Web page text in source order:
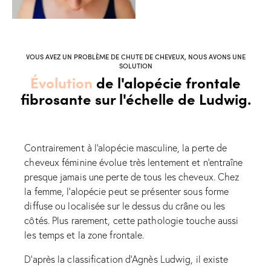
VOUS AVEZ UN PROBLÈME DE CHUTE DE CHEVEUX, NOUS AVONS UNE
SOLUTION
Évolution de l'alopécie frontale
fibrosante sur l'échelle de Ludwig.
Contrairement à l’alopécie masculine, la perte de
cheveux féminine évolue très lentement et n’entraîne
presque jamais une perte de tous les cheveux. Chez
la femme, l’alopécie peut se présenter sous forme
diffuse ou localisée sur le dessus du crâne ou les
côtés. Plus rarement, cette pathologie touche aussi
les temps et la zone frontale.
D’après la classification d’Agnès Ludwig, il existe